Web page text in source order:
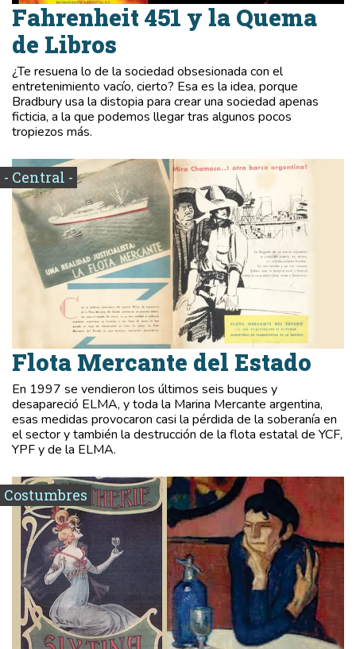
Fahrenheit 451 y la Quema
de Libros
¿Te resuena lo de la sociedad obsesionada con el
entretenimiento vacío, cierto? Esa es la idea, porque
Bradbury usa la distopia para crear una sociedad apenas
ficticia, a la que podemos llegar tras algunos pocos
tropiezos más.
- Central -
Flota Mercante del Estado
En 1997 se vendieron los últimos seis buques y
desapareció ELMA, y toda la Marina Mercante argentina,
esas medidas provocaron casi la pérdida de la soberanía en
el sector y también la destrucción de la flota estatal de YCF,
YPF y de la ELMA.
Costumbres